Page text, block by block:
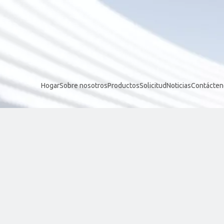
HogarSobre nosotrosProductosSolicitudNoticias